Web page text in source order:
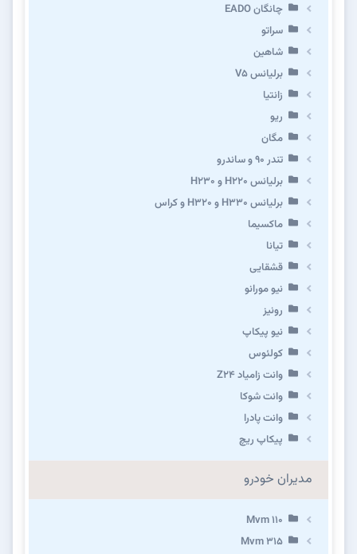
چانگان EADO
سراتو
شاهین
برلیانس V5
زانتیا
ریو
مگان
تندر ۹۰ و ساندرو
برلیانس H220 و H230
برلیانس H330 و H320 و کراس
ماکسیما
تیانا
قشقایی
نیو مورانو
رونیز
نیو پیکاپ
كولئوس
وانت زامیاد Z24
وانت شوکا
وانت پادرا
پیکاپ ریچ
مدیران خودرو
Mvm 110
Mvm 315